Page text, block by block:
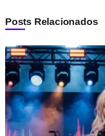
Posts Relacionados